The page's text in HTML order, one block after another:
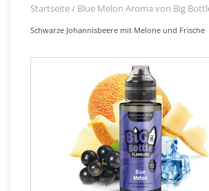
Startseite/ Blue Melon Aroma von Big
Schwarze Johannisbeere mit Melone und Frische